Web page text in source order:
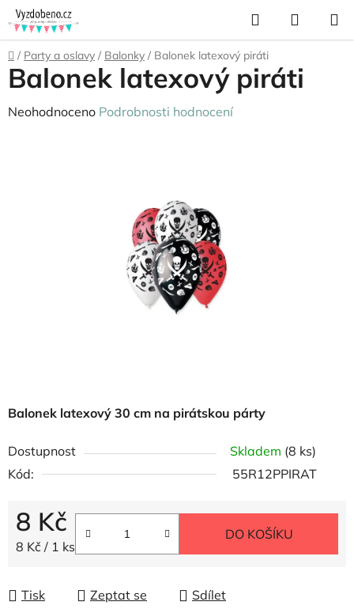
Přejít
na
obsah
Hledat
KOŠÍK
Domů
/ Party a oslavy / Balonky / Balonek latexový piráti
Balonek latexový 30 cm na pirátskou párty
Dostupnost Skladem (8 ks)
Kód:
55R12PPIRAT
8 Kč
Měrná cena:
8 Kč / 1 ks
DO KOŠÍKU
Tisk Zeptat se Sdílet
Balonek latexový piráti
Průměrné
Neohodnoceno Podrobnosti hodnocení